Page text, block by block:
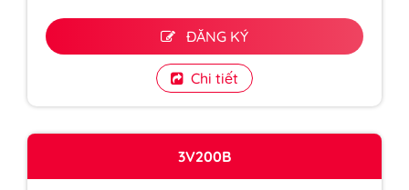
ĐĂNG KÝ
Chi tiết
3V200B